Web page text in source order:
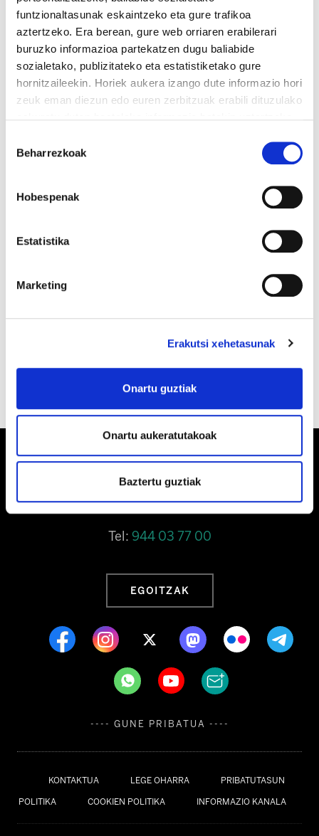
funtzionaltasunak eskaintzeko eta gure trafikoa
aztertzeko. Era berean, gure web orriaren erabilerari
buruzko informazioa partekatzen dugu baliabide
sozialetako, publizitateko eta estatistiketako gure
hornitzaileekin. Horiek aukera izango dute informazio hori
zeuk eman diezun edo euren zerbitzuak erabili dituzulako
hautatzea
Beharrezkoak
Hobespenak
Estatistika
Marketing
Erakutsi xehetasunak
Onartu guztiak
Onartu aukeratutakoak
Baztertu guztiak
KONTAKTUA LEGE OHARRA PRIBATUTASUN
POLITIKA COOKIEN POLITIKA INFORMAZIO KANALA
Barrainkua, 13 48009 BILBO
Tel: 944 03 77 00
EGOITZAK
---- GUNE PRIBATUA ----